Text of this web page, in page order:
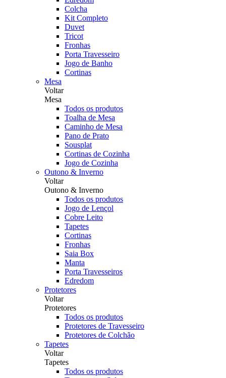
Colcha
Kit Completo
Duvet
Tricot
Fronhas
Porta Travesseiro
Jogo de Banho
Cortinas
Mesa
Voltar
Mesa
Todos os produtos
Toalha de Mesa
Caminho de Mesa
Pano de Prato
Sousplat
Cortinas de Cozinha
Jogo de Cozinha
Outono & Inverno
Voltar
Outono & Inverno
Todos os produtos
Jogo de Lençol
Cobre Leito
Tapetes
Cortinas
Fronhas
Saia Box
Manta
Porta Travesseiros
Edredom
Protetores
Voltar
Protetores
Todos os produtos
Protetores de Travesseiro
Protetores de Colchão
Tapetes
Voltar
Tapetes
Todos os produtos